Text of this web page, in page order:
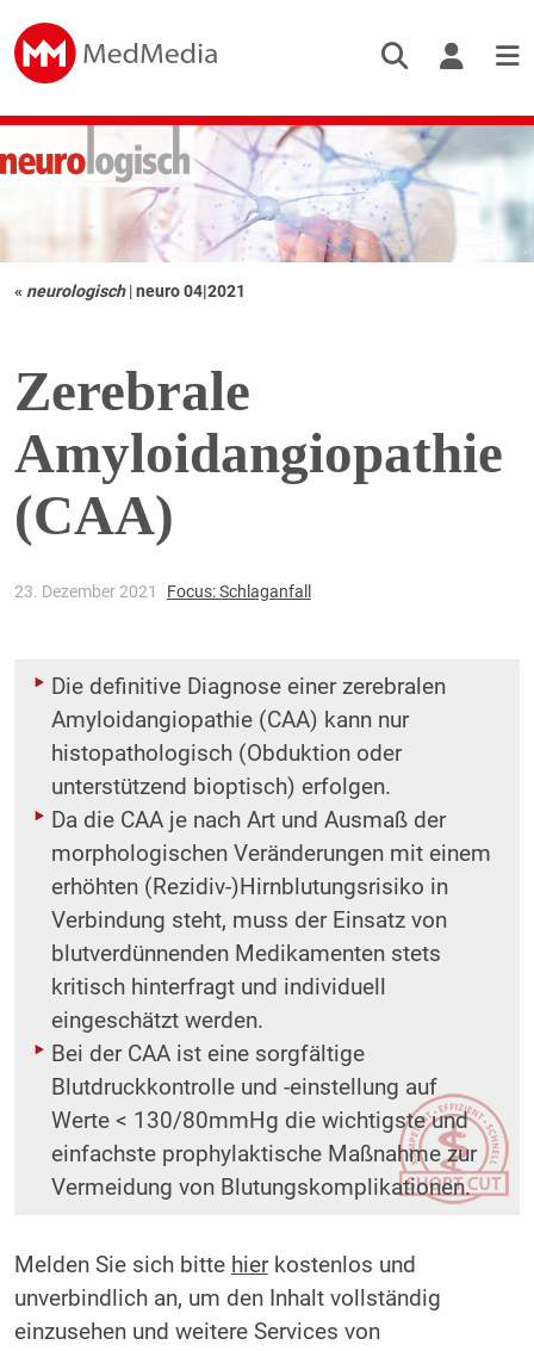
« neurologisch |neuro 04|2021
Zerebrale
Amyloidangiopathie
(CAA)
23. Dezember 2021 Focus: Schlaganfall
Die definitive Diagnose einer zerebralen
Amyloidangiopathie (CAA) kann nur
histopathologisch (Obduktion oder
unterstützend bioptisch) erfolgen.
Da die CAA je nach Art und Ausmaß der
morphologischen Veränderungen mit einem
erhöhten (Rezidiv-)Hirnblutungsrisiko in
Verbindung steht, muss der Einsatz von
blutverdünnenden Medikamenten stets
kritisch hinterfragt und individuell
eingeschätzt werden.
Bei der CAA ist eine sorgfältige
Blutdruckkontrolle und -einstellung auf
Werte < 130/80mmHg die wichtigste und
einfachste prophylaktische Maßnahme zur
Vermeidung von Blutungskomplikationen.
Melden Sie sich bitte hierkostenlos und
unverbindlich an, um den Inhalt vollständig
einzusehen und weitere Services von